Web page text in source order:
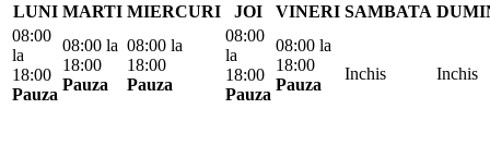
LUNI MARTI MIERCURI JOI VINERI SAMBATA
08:00
la
18:00
Pauza
08:00 la
18:00
Pauza
08:00 la
18:00
Pauza
08:00
la
18:00
Pauza
08:00 la
18:00
Pauza
Inchis Inchis